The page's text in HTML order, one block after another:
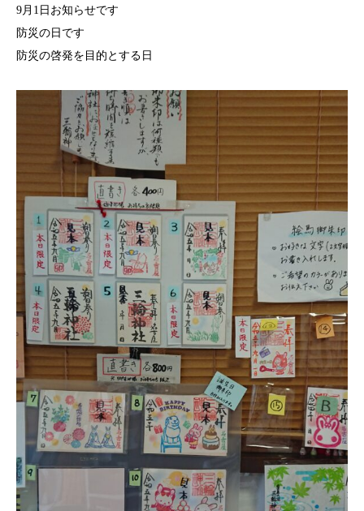
9月1日お知らせです
防災の日です
防災の啓発を目的とする日